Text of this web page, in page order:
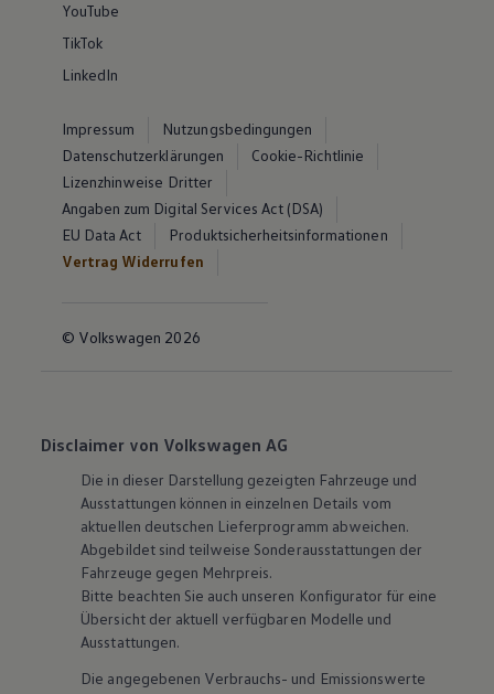
YouTube
TikTok
LinkedIn
Impressum
Nutzungsbedingungen
Datenschutzerklärungen
Cookie-Richtlinie
Lizenzhinweise Dritter
Angaben zum Digital Services Act (DSA)
EU Data Act
Produktsicherheitsinformationen
Vertrag Widerrufen
© Volkswagen 2026
Disclaimer von Volkswagen AG
Die in dieser Darstellung gezeigten Fahrzeuge und
Ausstattungen können in einzelnen Details vom
aktuellen deutschen Lieferprogramm abweichen.
Abgebildet sind teilweise Sonderausstattungen der
Fahrzeuge gegen Mehrpreis.
Bitte beachten Sie auch unseren Konfigurator für eine
Übersicht der aktuell verfügbaren Modelle und
Ausstattungen.
Die angegebenen Verbrauchs- und Emissionswerte